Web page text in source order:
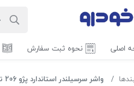
اصلی نحوه ثبت سفارش
واشر سرسیلندر استاندارد پژو 206 تیپ 2 و 3- 229612 جی ای اس پی